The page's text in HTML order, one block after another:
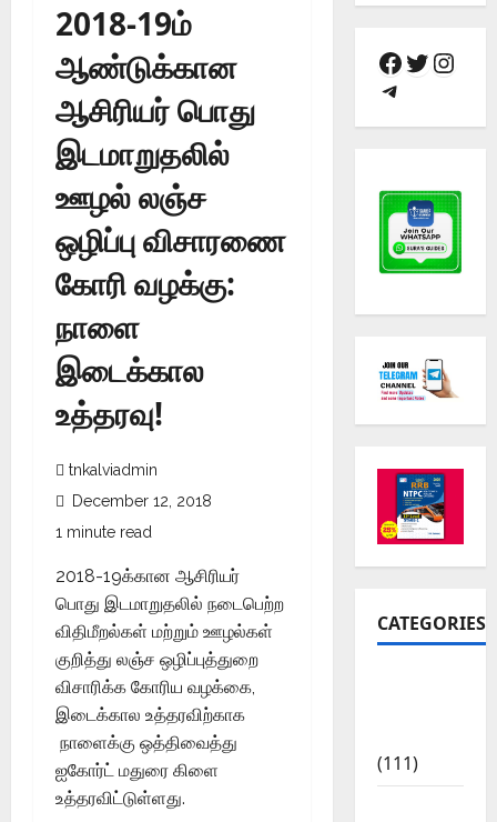
2018-19ம்
ஆண்டுக்கான
ஆசிரியர் பொது
இடமாறுதலில்
ஊழல் லஞ்ச
ஒழிப்பு விசாரணை
கோரி வழக்கு:
நாளை
இடைக்கால
உத்தரவு!
tnkalviadmin
December 12, 2018
1 minute read
2018-19க்கான ஆசிரியர்
பொது இடமாறுதலில் நடைபெற்ற
விதிமீறல்கள் மற்றும் ஊழல்கள்
குறித்து லஞ்ச ஒழிப்புத்துறை
விசாரிக்க கோரிய வழக்கை,
இடைக்கால உத்தரவிற்காக
நாளைக்கு ஒத்திவைத்து
ஐகோர்ட் மதுரை கிளை
உத்தரவிட்டுள்ளது.
CATEGORIES
(111)